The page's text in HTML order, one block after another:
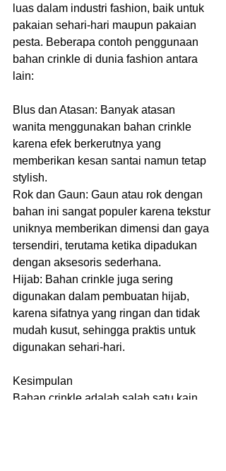
luas dalam industri fashion, baik untuk
pakaian sehari-hari maupun pakaian
pesta. Beberapa contoh penggunaan
bahan crinkle di dunia fashion antara
lain:
Blus dan Atasan: Banyak atasan
wanita menggunakan bahan crinkle
karena efek berkerutnya yang
memberikan kesan santai namun tetap
stylish.
Rok dan Gaun: Gaun atau rok dengan
bahan ini sangat populer karena tekstur
uniknya memberikan dimensi dan gaya
tersendiri, terutama ketika dipadukan
dengan aksesoris sederhana.
Hijab: Bahan crinkle juga sering
digunakan dalam pembuatan hijab,
karena sifatnya yang ringan dan tidak
mudah kusut, sehingga praktis untuk
digunakan sehari-hari.
Kesimpulan
Bahan crinkle adalah salah satu kain